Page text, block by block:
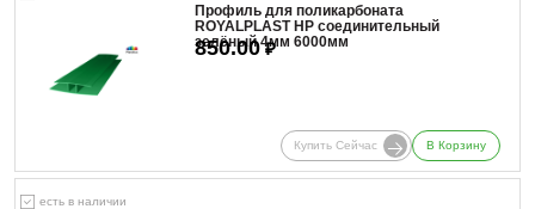
Профиль для поликарбоната
ROYALPLAST HP соединительный
зелёный 4мм 6000мм
850.00₽
Купить Сейчас В Корзину
есть в наличии